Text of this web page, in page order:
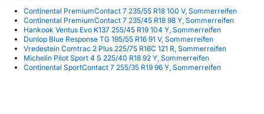
Continental PremiumContact 7 235/55 R18 100 V, Sommerreifen
Continental PremiumContact 7 235/45 R18 98 Y, Sommerreifen
Hankook Ventus Evo K137 255/45 R19 104 Y, Sommerreifen
Dunlop Blue Response TG 195/55 R16 91 V, Sommerreifen
Vredestein Comtrac 2 Plus 225/75 R16C 121 R, Sommerreifen
Michelin Pilot Sport 4 S 225/40 R18 92 Y, Sommerreifen
Continental SportContact 7 255/35 R19 96 Y, Sommerreifen